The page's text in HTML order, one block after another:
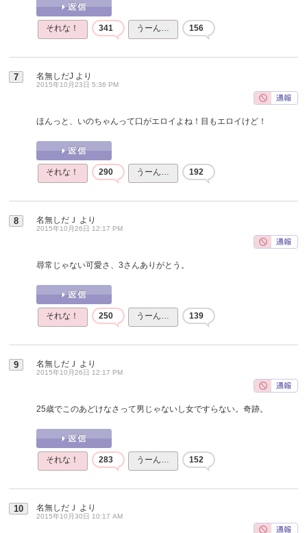
それな！ 341 うーん… 156
7 名無しだJ より
2015年10月23日 5:36 PM
ほんっと、いのちゃんって口がエロイよね！目もエロイけど！
それな！ 290 うーん… 192
8 名無しだＪ より
2015年10月26日 12:17 PM
尋常じゃない可愛さ、3さんありがとう。
それな！ 250 うーん… 139
9 名無しだＪ より
2015年10月26日 12:17 PM
25歳でこのあどけなさって男じゃないし女ですらない。奇跡。
それな！ 283 うーん… 152
10 名無しだＪ より
2015年10月30日 10:17 AM